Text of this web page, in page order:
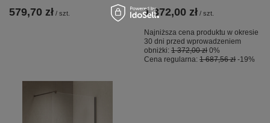
579,70 zł / szt. 1 372,00 zł / szt.
Najniższa cena produktu w okresie
30 dni przed wprowadzeniem
obniżki: 1 372,00 zł 0%
Cena regularna: 1 687,56 zł -19%